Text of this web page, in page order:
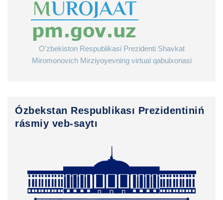
O'zbekiston Respublikasi Prezidenti Shavkat
Miromonovich Mirziyoyevning virtual qabulxonasi
Ózbekstan Respublikası Prezidentiniń
rásmiy veb-saytı